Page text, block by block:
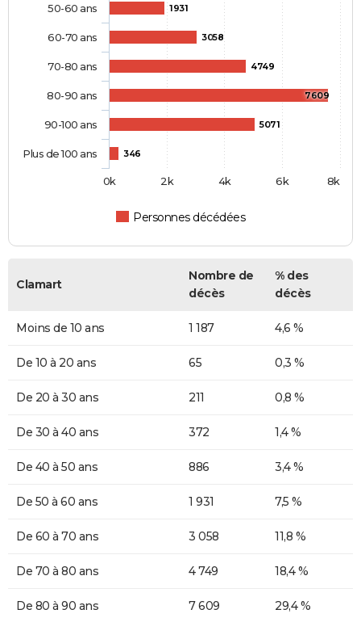
1931
3058
4749
7609
5071
346
Personnes décédées
50-60 ans
60-70 ans
70-80 ans
80-90 ans
90-100 ans
Plus de 100 ans
0k 2k 4k 6k 8k
Clamart
Nombre de
décès
% des
décès
Moins de 10 ans 1 187 4,6 %
De 10 à 20 ans 65 0,3 %
De 20 à 30 ans 211 0,8 %
De 30 à 40 ans 372 1,4 %
De 40 à 50 ans 886 3,4 %
De 50 à 60 ans 1 931 7,5 %
De 60 à 70 ans 3 058 11,8 %
De 70 à 80 ans 4 749 18,4 %
De 80 à 90 ans 7 609 29,4 %